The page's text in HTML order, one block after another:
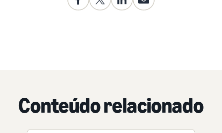
Conteúdo relacionado